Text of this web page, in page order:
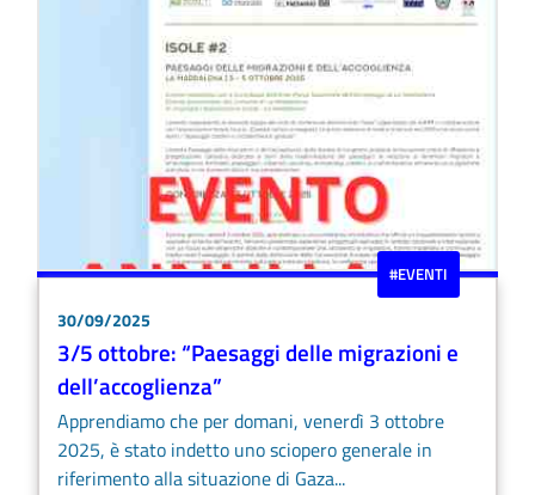
#EVENTI
30/09/2025
3/5 ottobre: “Paesaggi delle migrazioni e
dell’accoglienza”
Apprendiamo che per domani, venerdì 3 ottobre
2025, è stato indetto uno sciopero generale in
riferimento alla situazione di Gaza...